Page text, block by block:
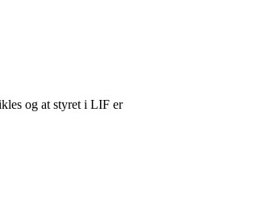
og at styret i LIF er